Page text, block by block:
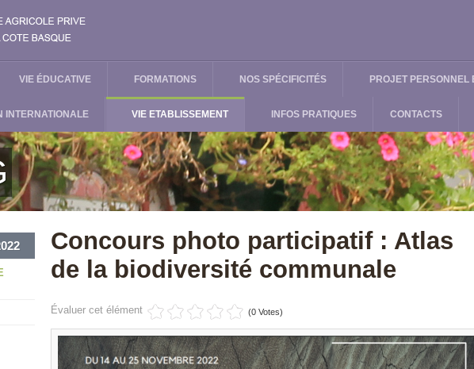
VIE ÉDUCATIVE FORMATIONS NOS SPÉCIFICITÉS PROJET PERSONNEL
INTERNATIONALE VIE ETABLISSEMENT INFOS PRATIQUES CONTACTS
Concours photo participatif : Atlas
de la biodiversité communale
Évaluer cet élément (0 Votes)